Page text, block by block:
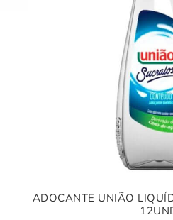
ADOCANTE UNIÃO